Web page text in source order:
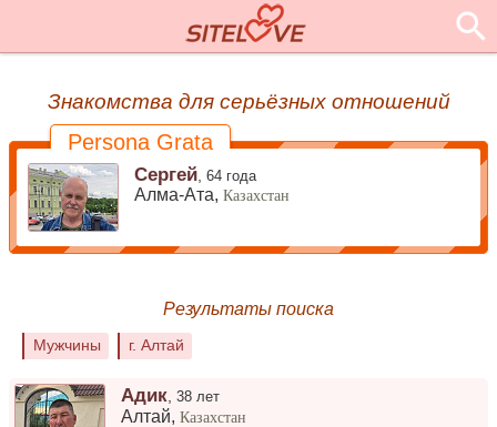
Знакомства для серьёзных отношений
Persona Grata
Сергей ,64 года
Алма-Ата,Казахстан
Результаты поиска
Мужчины г. Алтай
Адик ,38 лет
Алтай,Казахстан